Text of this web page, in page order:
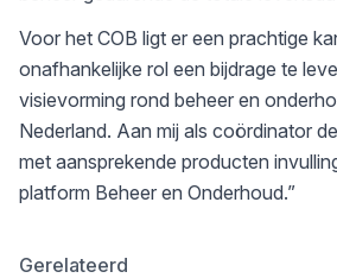
Voor het COB ligt er een prachtige
onafhankelijke rol een bijdrage te
visievorming rond beheer en
Nederland. Aan mij als coördinator
met aansprekende producten
platform Beheer en Onderhoud.”
Gerelateerd